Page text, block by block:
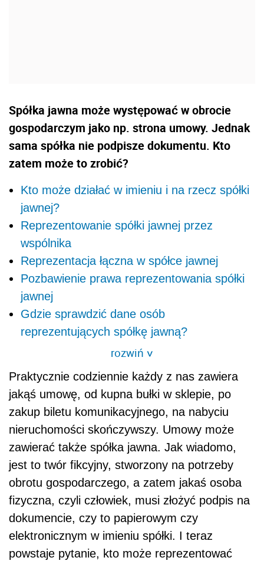
Spółka jawna może występować w obrocie
gospodarczym jako np. strona umowy. Jednak
sama spółka nie podpisze dokumentu. Kto
zatem może to zrobić?
Kto może działać w imieniu i na rzecz spółki
jawnej?
Reprezentowanie spółki jawnej przez
wspólnika
Reprezentacja łączna w spółce jawnej
Pozbawienie prawa reprezentowania spółki
jawnej
Gdzie sprawdzić dane osób
reprezentujących spółkę jawną?
rozwiń>
Praktycznie codziennie każdy z nas zawiera
jakąś umowę, od kupna bułki w sklepie, po
zakup biletu komunikacyjnego, na nabyciu
nieruchomości skończywszy. Umowy może
zawierać także spółka jawna. Jak wiadomo,
jest to twór fikcyjny, stworzony na potrzeby
obrotu gospodarczego, a zatem jakaś osoba
fizyczna, czyli człowiek, musi złożyć podpis na
dokumencie, czy to papierowym czy
elektronicznym w imieniu spółki. I teraz
powstaje pytanie, kto może reprezentować